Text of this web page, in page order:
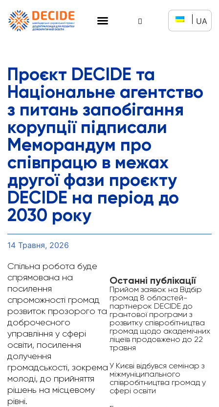
UA
Проєкт DECIDE та
Національне агентство
з питань запобігання
корупції підписали
Меморандум про
співпрацю в межах
другої фази проєкту
DECIDE на період до
2030 року
14 Травня, 2026
Спільна робота буде
спрямована на
посилення
спроможності громад
розвиток прозорого та
доброчесного
управління у сфері
освіти, посилення
долучення
громадськості, зокрема
молоді, до прийняття
рішень на місцевому
рівні.
Останні публікації
Прийом заявок на Відбір
громад 8 областей-
партнерок DECIDE до
грантової програми з
розвитку співробітництва
громад щодо академічних
ліцеїв продовжено до 22
травня
У Києві відбувся семінар з
міжмуніципального
співробітництва громад у
сфері освіти